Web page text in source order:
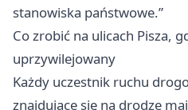
stanowiska państwowe.”
Co zrobić na ulicach Pisza,
uprzywilejowany
Każdy uczestnik ruchu
znajdujące się na drodze